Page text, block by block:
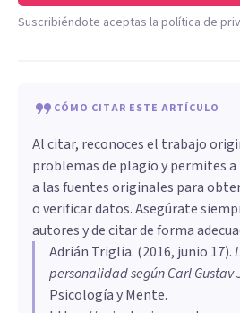
Suscribiéndote aceptas la política de
CÓMO CITAR ESTE ARTÍCULO
Al citar, reconoces el trabajo
problemas de plagio y permites
a las fuentes originales para
o verificar datos. Asegúrate
autores y de citar de forma
Adrián Triglia. (2016, junio 17).
personalidad según Carl Gustav
Psicología y Mente.